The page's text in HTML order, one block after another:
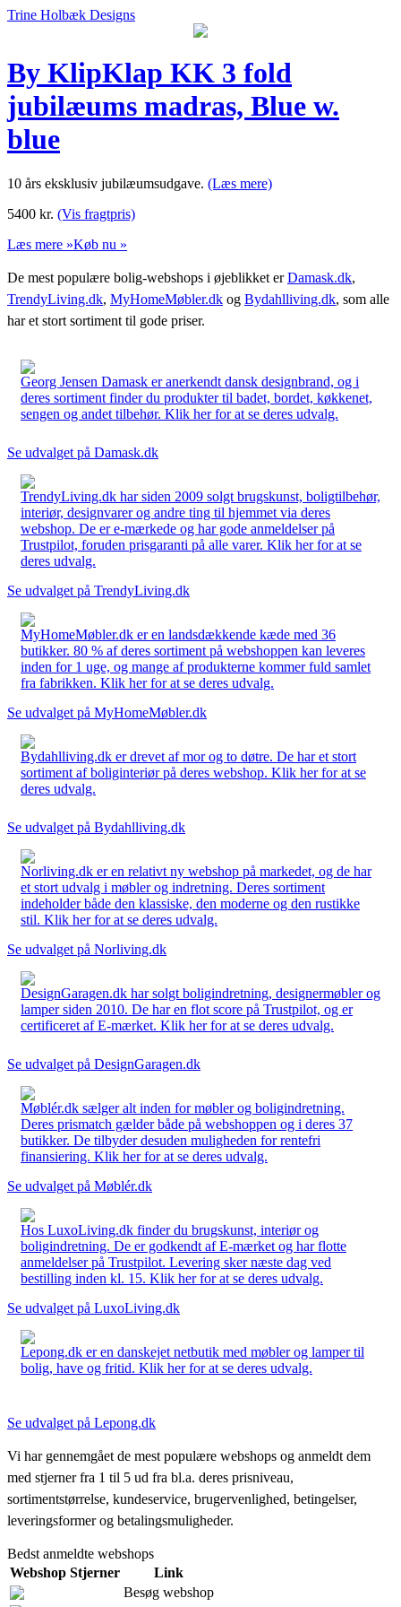
Trine Holbæk Designs
By KlipKlap KK 3 fold
jubilæums madras, Blue w.
blue
10 års eksklusiv jubilæumsudgave. (Læs mere)
5400 kr. (Vis fragtpris)
Læs mere »Køb nu »
De mest populære bolig-webshops i øjeblikket erDamask.dk,
TrendyLiving.dk, MyHomeMøbler.dk og Bydahlliving.dk, som alle
har et stort sortiment til gode priser.
Georg Jensen Damask er anerkendt dansk designbrand, og i
deres sortiment finder du produkter til badet, bordet, køkkenet,
sengen og andet tilbehør. Klik her for at se deres udvalg.
Se udvalget på Damask.dk
TrendyLiving.dk har siden 2009 solgt brugskunst, boligtilbehør,
interiør, designvarer og andre ting til hjemmet via deres
webshop. De er e-mærkede og har gode anmeldelser på
Trustpilot, foruden prisgaranti på alle varer. Klik her for at se
deres udvalg.
Se udvalget på TrendyLiving.dk
MyHomeMøbler.dk er en landsdækkende kæde med 36
butikker. 80 % af deres sortiment på webshoppen kan leveres
inden for 1 uge, og mange af produkterne kommer fuld samlet
fra fabrikken. Klik her for at se deres udvalg.
Se udvalget på MyHomeMøbler.dk
Bydahlliving.dk er drevet af mor og to døtre. De har et stort
sortiment af boliginteriør på deres webshop. Klik her for at se
deres udvalg.
Se udvalget på Bydahlliving.dk
Norliving.dk er en relativt ny webshop på markedet, og de har
et stort udvalg i møbler og indretning. Deres sortiment
indeholder både den klassiske, den moderne og den rustikke
stil. Klik her for at se deres udvalg.
Se udvalget på Norliving.dk
DesignGaragen.dk har solgt boligindretning, designermøbler og
lamper siden 2010. De har en flot score på Trustpilot, og er
certificeret af E-mærket. Klik her for at se deres udvalg.
Se udvalget på DesignGaragen.dk
Møblér.dk sælger alt inden for møbler og boligindretning.
Deres prismatch gælder både på webshoppen og i deres 37
butikker. De tilbyder desuden muligheden for rentefri
finansiering. Klik her for at se deres udvalg.
Se udvalget på Møblér.dk
Hos LuxoLiving.dk finder du brugskunst, interiør og
boligindretning. De er godkendt af E-mærket og har flotte
anmeldelser på Trustpilot. Levering sker næste dag ved
bestilling inden kl. 15. Klik her for at se deres udvalg.
Se udvalget på LuxoLiving.dk
Lepong.dk er en danskejet netbutik med møbler og lamper til
bolig, have og fritid. Klik her for at se deres udvalg.
Se udvalget på Lepong.dk
Vi har gennemgået de mest populære webshops og anmeldt dem
med stjerner fra 1 til 5 ud fra bl.a. deres prisniveau,
sortimentstørrelse, kundeservice, brugervenlighed, betingelser,
leveringsformer og betalingsmuligheder.
Bedst anmeldte webshops
Webshop Stjerner
Link
Besøg webshop